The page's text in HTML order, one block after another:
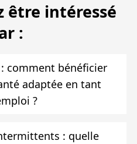
être intéressé
:
comment bénéficier
adaptée en tant
?
: quelle